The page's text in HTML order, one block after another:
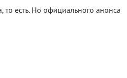
то есть. Но официального анонса